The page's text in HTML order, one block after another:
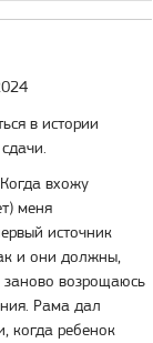
в истории
вхожу
меня
источник
и они должны,
заново возрощаюсь
Рама дал
когда ребенок